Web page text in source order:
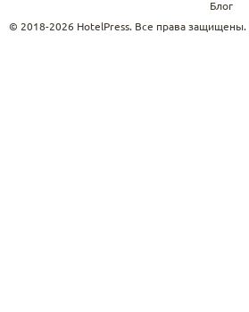
Блог
© 2018-2026 HotelPress. Все права защищены.